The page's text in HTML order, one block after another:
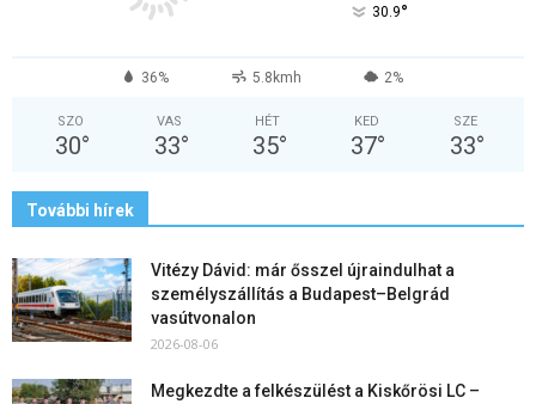
30.9°
36% 5.8kmh 2%
SZO
30°
VAS
33°
HÉT
35°
KED
37°
SZE
33°
További hírek
Vitézy Dávid: már ősszel újraindulhat a
személyszállítás a Budapest–Belgrád
vasútvonalon
2026-08-06
Megkezdte a felkészülést a Kiskőrösi LC –